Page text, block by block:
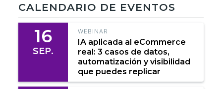
CALENDARIO DE EVENTOS
16
SEP.
WEBINAR
IA aplicada al eCommerce
real: 3 casos de datos,
automatización y visibilidad
que puedes replicar